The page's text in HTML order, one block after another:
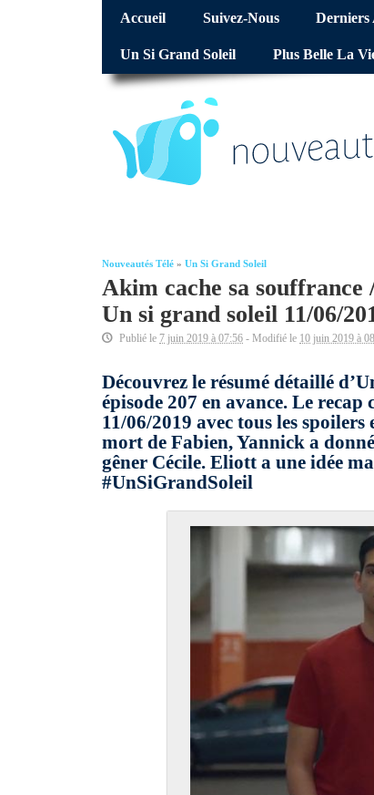
Accueil Suivez-Nous Derniers
Un Si Grand Soleil Plus Belle La
Nouveautés Télé » Un Si Grand Soleil
Akim cache sa
Un si grand soleil 11/06/
Publié le 7 juin 2019 à 07:56 - Modifié le 10 juin 2019 à
Découvrez le résumé détaillé
épisode 207 en avance. Le
11/06/2019 avec tous les
mort de Fabien, Yannick a
gêner Cécile. Eliott a une idée
#UnSiGrandSoleil